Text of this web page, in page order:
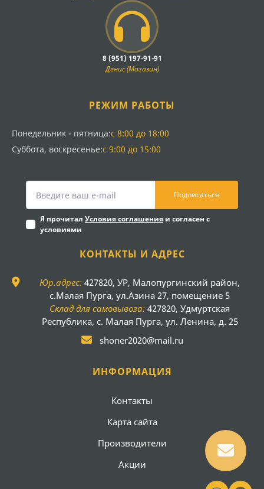
8 (951) 197-91-91
Денис (Магазин)
РЕЖИМ РАБОТЫ
Понедельник - пятница:с 8:00 до 18:00
Суббота, воскресенье:с 9:00 до 15:00
Подписаться
Я прочитал Условия соглашения и согласен с
условиями
КОНТАКТЫ И АДРЕС
Юр.адрес: 427820, УР, Малопургинский район,
с.Малая Пурга, ул.Азина 27, помещение 5
Склад для самовывоза: 427820, Удмуртская
Республика, с. Малая Пурга, ул. Ленина, д. 25
shoner2020@mail.ru
ИНФОРМАЦИЯ
Контакты
Карта сайта
Производители
Акции